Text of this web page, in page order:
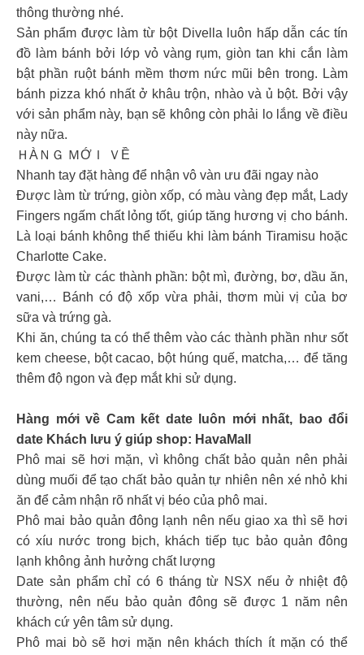
thông thường nhé.
Sản phẩm được làm từ bột Divella luôn hấp dẫn các tín
đồ làm bánh bởi lớp vỏ vàng rụm, giòn tan khi cắn làm
bật phần ruột bánh mềm thơm nức mũi bên trong. Làm
bánh pizza khó nhất ở khâu trộn, nhào và ủ bột. Bởi vậy
với sản phẩm này, bạn sẽ không còn phải lo lắng về điều
này nữa.
ＨÀＮＧ ＭỚＩ ＶỀ
Nhanh tay đặt hàng để nhận vô vàn ưu đãi ngay nào
Được làm từ trứng, giòn xốp, có màu vàng đẹp mắt, Lady
Fingers ngấm chất lỏng tốt, giúp tăng hương vị cho bánh.
Là loại bánh không thể thiếu khi làm bánh Tiramisu hoặc
Charlotte Cake.
Được làm từ các thành phần: bột mì, đường, bơ, dầu ăn,
vani,… Bánh có độ xốp vừa phải, thơm mùi vị của bơ
sữa và trứng gà.
Khi ăn, chúng ta có thể thêm vào các thành phần như sốt
kem cheese, bột cacao, bột húng quế, matcha,… để tăng
thêm độ ngon và đẹp mắt khi sử dụng.
Hàng mới về Cam kết date luôn mới nhất, bao đổi
date Khách lưu ý giúp shop: HavaMall
Phô mai sẽ hơi mặn, vì không chất bảo quản nên phải
dùng muối để tạo chất bảo quản tự nhiên nên xé nhỏ khi
ăn để cảm nhận rõ nhất vị béo của phô mai.
Phô mai bảo quản đông lạnh nên nếu giao xa thì sẽ hơi
có xíu nước trong bịch, khách tiếp tục bảo quản đông
lạnh không ảnh hưởng chất lượng
Date sản phẩm chỉ có 6 tháng từ NSX nếu ở nhiệt độ
thường, nên nếu bảo quản đông sẽ được 1 năm nên
khách cứ yên tâm sử dụng.
Phô mai bò sẽ hơi mặn nên khách thích ít mặn có thể